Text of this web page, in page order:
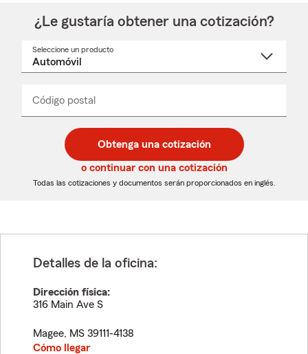
¿Le gustaría obtener una cotización?
Seleccione un producto
desplegable
Código postal
de
5
dígitos
de
5
dígitos
_____
Obtenga una cotización
o continuar con una cotización
Todas las cotizaciones y documentos serán proporcionados en inglés.
Detalles de la oficina:
Dirección física:
316 Main Ave S
Magee, MS 39111-4138
Cómo llegar